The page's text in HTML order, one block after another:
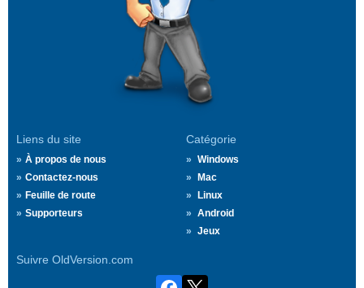
Liens du site
À propos de nous
Contactez-nous
Feuille de route
Supporteurs
Catégorie
Windows
Mac
Linux
Android
Jeux
Suivre OldVersion.com